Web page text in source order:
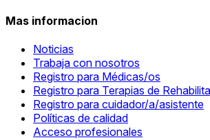
Mas informacion
Noticias
Trabaja con nosotros
Registro para Médicas/os
Registro para Terapias de
Registro para cuidador/a/asistente
Políticas de calidad
Acceso profesionales